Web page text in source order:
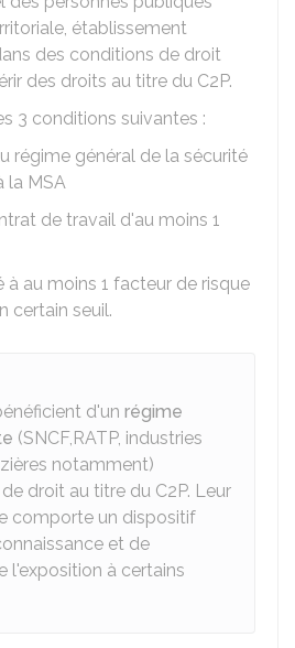
établissement
des conditions de droit
des droits au titre du C2P.
3 conditions suivantes :
régime général de la sécurité
la MSA
de travail d'au moins 1
à au moins 1 facteur de risque
certain seuil.
d'un régime
(SNCF,RATP, industries
notamment)
droit au titre du C2P. Leur
comporte un dispositif
et de
l'exposition à certains